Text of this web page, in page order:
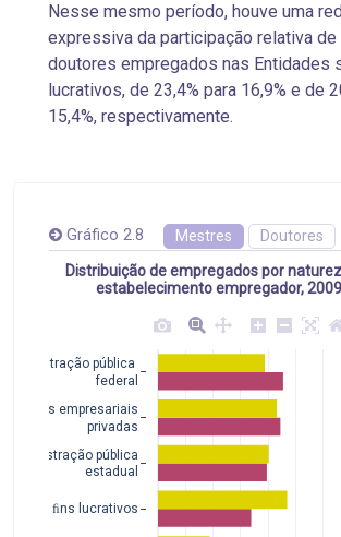
Nesse mesmo período, houve uma
expressiva da participação relativa
doutores empregados nas Entidades
lucrativos, de 23,4% para 16,9% e de
15,4%, respectivamente.
Gráfico 2.8 Mestres Doutores
Distribuição de empregados por
estabelecimento empregador,
sem ﬁns lucrativos
Administração pública
estadual
empresariais
privadas
Administração pública
federal